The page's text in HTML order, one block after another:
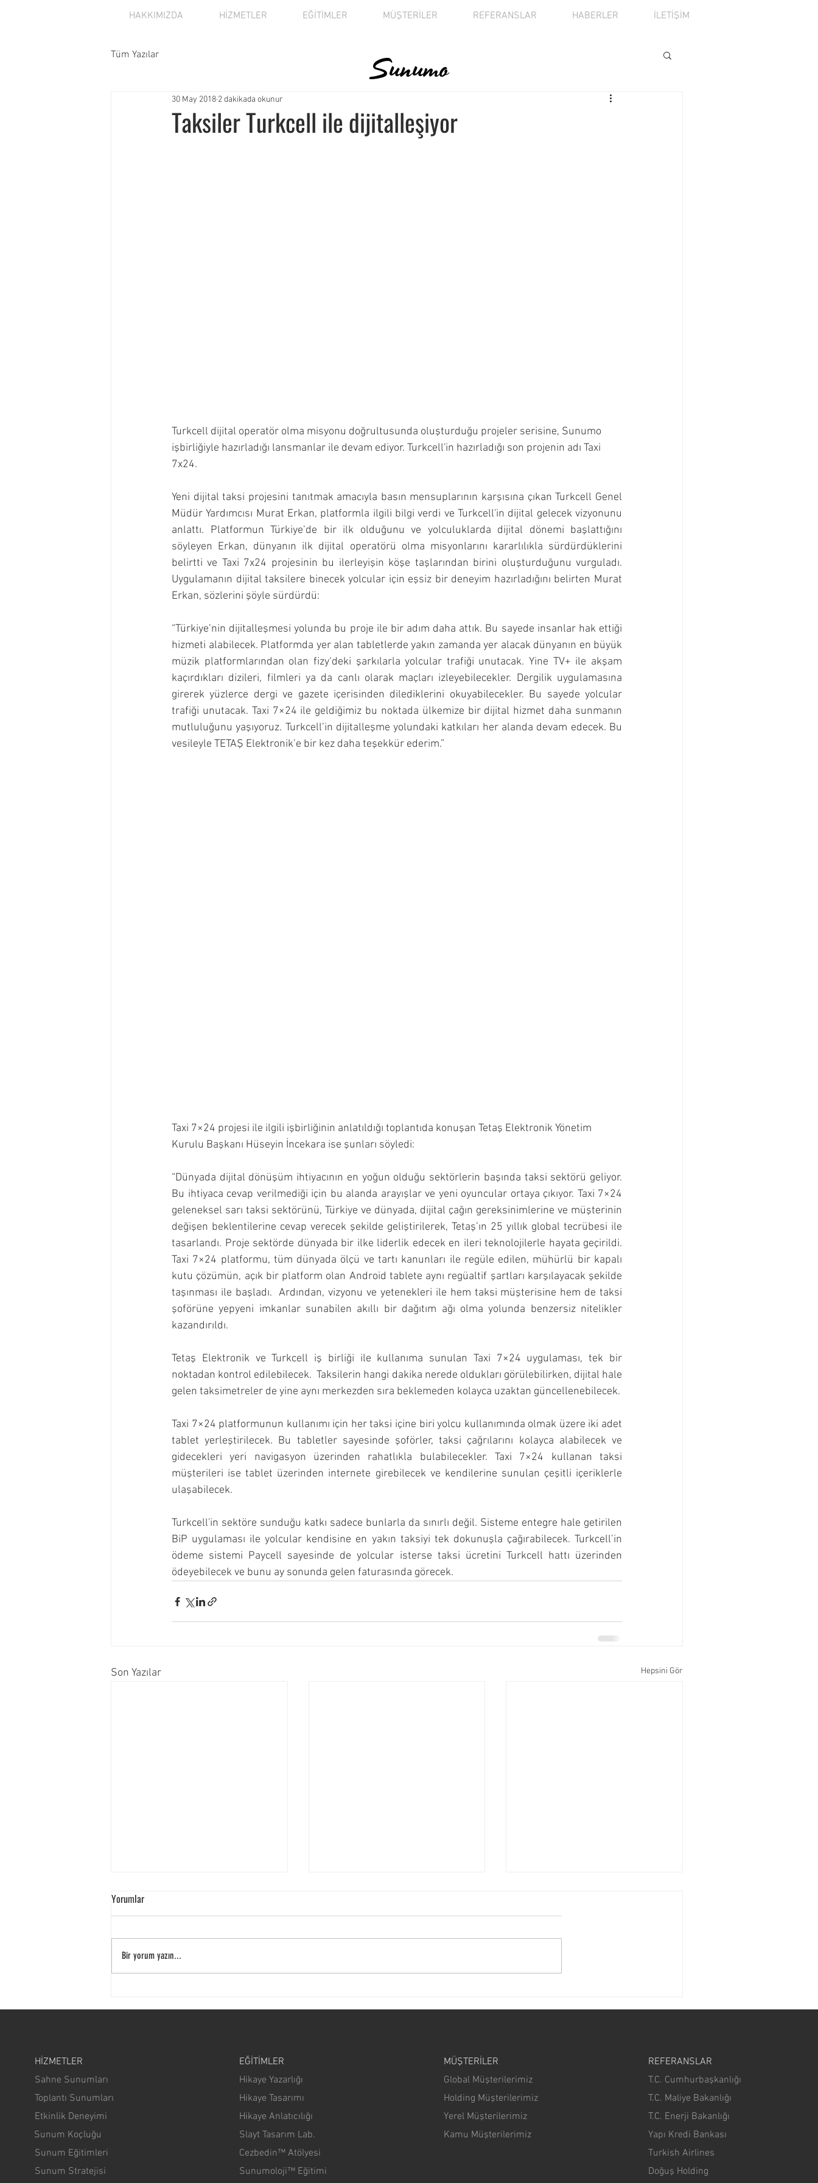
HAKKIMIZDA HİZMETLER EĞİTİMLER MÜŞTERİLER REFERANSLAR HABERLER İLETİŞİM
Tüm Yazılar
Taksiler Turkcell ile dijitalleşiyor
30 May 2018 2 dakikada okunur
Turkcell dijital operatör olma misyonu doğrultusunda oluşturduğu projeler serisine, Sunumo
işbirliğiyle hazırladığı lansmanlar ile devam ediyor. Turkcell'in hazırladığı son projenin adı Taxi
7x24.
Yeni dijital taksi projesini tanıtmak amacıyla basın mensuplarının karşısına çıkan Turkcell Genel
Müdür Yardımcısı Murat Erkan, platformla ilgili bilgi verdi ve Turkcell'in dijital gelecek vizyonunu
anlattı. Platformun Türkiye’de bir ilk olduğunu ve yolculuklarda dijital dönemi başlattığını
söyleyen Erkan, dünyanın ilk dijital operatörü olma misyonlarını kararlılıkla sürdürdüklerini
belirtti ve Taxi 7x24 projesinin bu ilerleyişin köşe taşlarından birini oluşturduğunu vurguladı.
Uygulamanın dijital taksilere binecek yolcular için eşsiz bir deneyim hazırladığını belirten Murat
Erkan, sözlerini şöyle sürdürdü:
“Türkiye’nin dijitalleşmesi yolunda bu proje ile bir adım daha attık. Bu sayede insanlar hak ettiği
hizmeti alabilecek. Platformda yer alan tabletlerde yakın zamanda yer alacak dünyanın en büyük
müzik platformlarından olan fizy‘deki şarkılarla yolcular trafiği unutacak. Yine TV+ ile akşam
kaçırdıkları dizileri, filmleri ya da canlı olarak maçları izleyebilecekler. Dergilik uygulamasına
girerek yüzlerce dergi ve gazete içerisinden dilediklerini okuyabilecekler. Bu sayede yolcular
trafiği unutacak. Taxi 7×24 ile geldiğimiz bu noktada ülkemize bir dijital hizmet daha sunmanın
mutluluğunu yaşıyoruz. Turkcell’in dijitalleşme yolundaki katkıları her alanda devam edecek. Bu
vesileyle TETAŞ Elektronik’e bir kez daha teşekkür ederim.”
Taxi 7×24 projesi ile ilgili işbirliğinin anlatıldığı toplantıda konuşan Tetaş Elektronik Yönetim
Kurulu Başkanı Hüseyin İncekara ise şunları söyledi:
“Dünyada dijital dönüşüm ihtiyacının en yoğun olduğu sektörlerin başında taksi sektörü geliyor.
Bu ihtiyaca cevap verilmediği için bu alanda arayışlar ve yeni oyuncular ortaya çıkıyor. Taxi 7×24
geleneksel sarı taksi sektörünü, Türkiye ve dünyada, dijital çağın gereksinimlerine ve müşterinin
değişen beklentilerine cevap verecek şekilde geliştirilerek, Tetaş’ın 25 yıllık global tecrübesi ile
tasarlandı. Proje sektörde dünyada bir ilke liderlik edecek en ileri teknolojilerle hayata geçirildi.
Taxi 7×24 platformu, tüm dünyada ölçü ve tartı kanunları ile regüle edilen, mühürlü bir kapalı
kutu çözümün, açık bir platform olan Android tablete aynı regüaltif şartları karşılayacak şekilde
taşınması ile başladı.  Ardından, vizyonu ve yetenekleri ile hem taksi müşterisine hem de taksi
şoförüne yepyeni imkanlar sunabilen akıllı bir dağıtım ağı olma yolunda benzersiz nitelikler
kazandırıldı.
Tetaş Elektronik ve Turkcell iş birliği ile kullanıma sunulan Taxi 7×24 uygulaması, tek bir
noktadan kontrol edilebilecek.  Taksilerin hangi dakika nerede oldukları görülebilirken, dijital hale
gelen taksimetreler de yine aynı merkezden sıra beklemeden kolayca uzaktan güncellenebilecek.
Taxi 7×24 platformunun kullanımı için her taksi içine biri yolcu kullanımında olmak üzere iki adet
tablet yerleştirilecek. Bu tabletler sayesinde şoförler, taksi çağrılarını kolayca alabilecek ve
gidecekleri yeri navigasyon üzerinden rahatlıkla bulabilecekler. Taxi 7×24 kullanan taksi
müşterileri ise tablet üzerinden internete girebilecek ve kendilerine sunulan çeşitli içeriklerle
ulaşabilecek.
Turkcell'in sektöre sunduğu katkı sadece bunlarla da sınırlı değil. Sisteme entegre hale getirilen
BiP uygulaması ile yolcular kendisine en yakın taksiyi tek dokunuşla çağırabilecek. Turkcell’in
ödeme sistemi Paycell sayesinde de yolcular isterse taksi ücretini Turkcell hattı üzerinden
ödeyebilecek ve bunu ay sonunda gelen faturasında görecek.
Son Yazılar Hepsini Gör
Kullanmıyor
Açıkladı
Yorumlar
Bir yorum yazın...
Sunumo
HİZMETLER
Sahne Sunumları
Toplantı Sunumları
Etkinlik Deneyimi
Sunum Koçluğu
Sunum Eğitimleri
Sunum Stratejisi
EĞİTİMLER
Hikaye Yazarlığı
Hikaye Tasarımı
Hikaye Anlatıcılığı
Slayt Tasarım Lab.
Cezbedin™ Atölyesi
Sunumoloji™ Eğitimi
MÜŞTERİLER
Global Müşterilerimiz
Holding Müşterilerimiz
Yerel Müşterilerimiz
Kamu Müşterilerimiz
REFERANSLAR
T.C. Cumhurbaşkanlığı
T.C. Maliye Bakanlığı
T.C. Enerji Bakanlığı
Yapı Kredi Bankası
Turkish Airlines
Doğuş Holding